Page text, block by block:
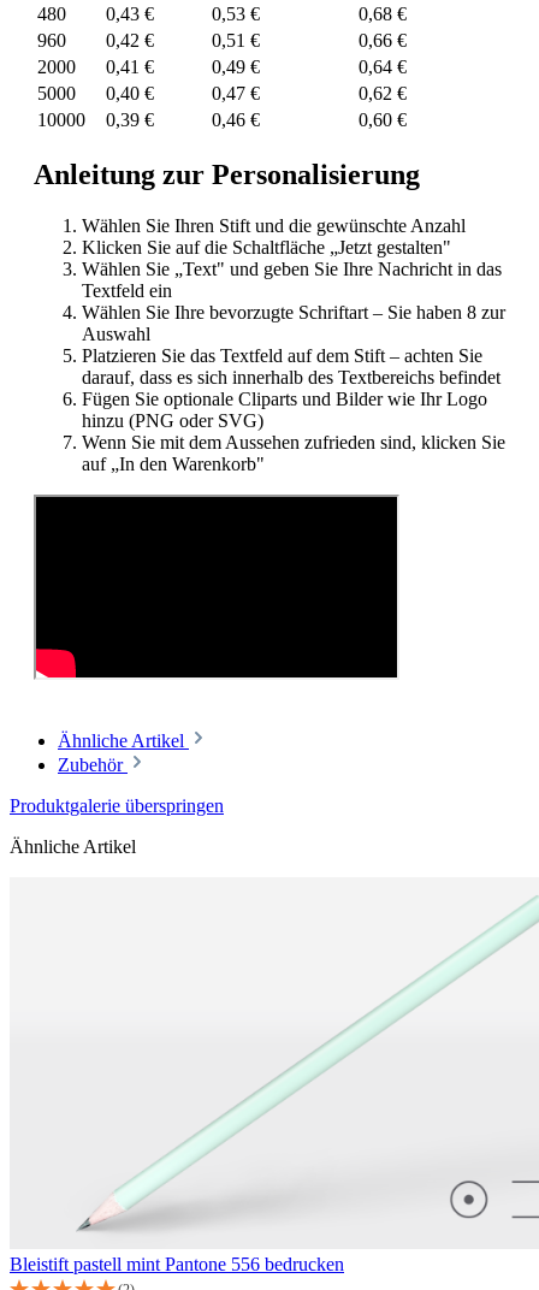
480
0,43 € 0,53 €
0,68 €
960
0,42 € 0,51 €
0,66 €
2000
0,41 € 0,49 €
0,64 €
5000
0,40 € 0,47 €
0,62 €
10000
0,39 € 0,46 € 0,60 €
Anleitung zur Personalisierung
Wählen Sie Ihren Stift und die gewünschte Anzahl
Klicken Sie auf die Schaltfläche „Jetzt gestalten"
Wählen Sie „Text" und geben Sie Ihre Nachricht in das
Textfeld ein
Wählen Sie Ihre bevorzugte Schriftart – Sie haben 8 zur
Auswahl
Platzieren Sie das Textfeld auf dem Stift – achten Sie
darauf, dass es sich innerhalb des Textbereichs befindet
Fügen Sie optionale Cliparts und Bilder wie Ihr Logo
hinzu (PNG oder SVG)
Wenn Sie mit dem Aussehen zufrieden sind, klicken Sie
auf „In den Warenkorb"
Ähnliche Artikel
Zubehör
Produktgalerie überspringen
Ähnliche Artikel
Bleistift pastell mint Pantone 556 bedrucken